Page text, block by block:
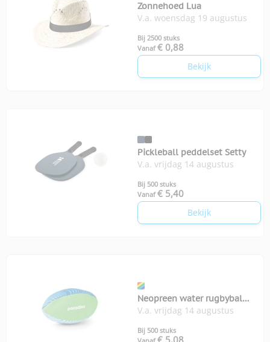
Zonnehoed Lua
V.a. woensdag 19 augustus
Bij 2500 stuks
Vanaf € 0,88
Bekijk
Pickleball peddelset Setty
V.a. vrijdag 14 augustus
Bij 500 stuks
Vanaf € 5,40
Bekijk
Neopreen water rugbybal
Grab
V.a. vrijdag 14 augustus
Bij 500 stuks